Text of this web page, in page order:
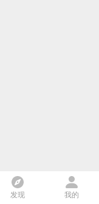
发现 我的